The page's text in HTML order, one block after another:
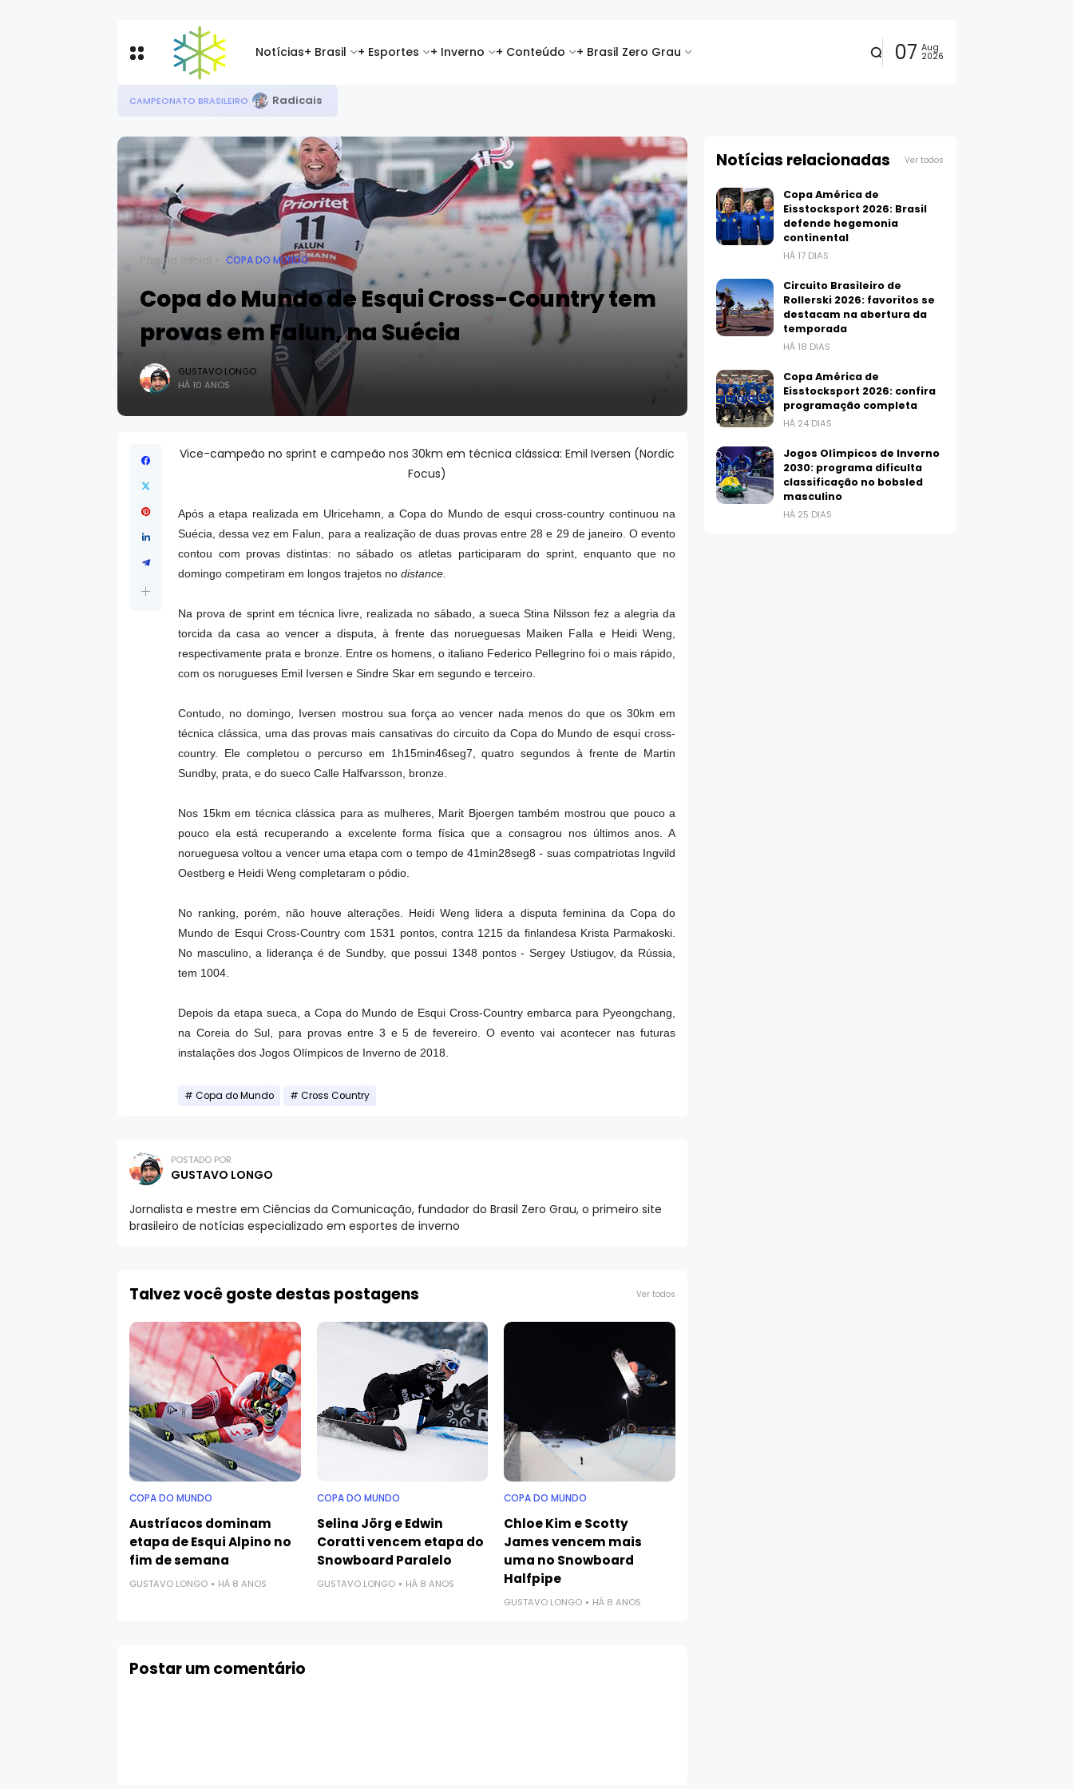
Notícias+ Brasil + Esportes + Inverno + Conteúdo + Brasil Zero Grau 07 Aug
2026
CAMPEONATO BRASILEIRO Radicais
Página inicial COPA DO MUNDO
Copa do Mundo de Esqui Cross-Country tem
provas em Falun, na Suécia
GUSTAVO LONGO
HÁ 10 ANOS
Vice-campeão no sprint e campeão nos 30km em técnica clássica: Emil Iversen (Nordic
Focus)
Após a etapa realizada em Ulricehamn, a Copa do Mundo de esqui cross-country continuou na
Suécia, dessa vez em Falun, para a realização de duas provas entre 28 e 29 de janeiro. O evento
contou com provas distintas: no sábado os atletas participaram do sprint, enquanto que no
domingo competiram em longos trajetos no distance.
Na prova de sprint em técnica livre, realizada no sábado, a sueca Stina Nilsson fez a alegria da
torcida da casa ao vencer a disputa, à frente das norueguesas Maiken Falla e Heidi Weng,
respectivamente prata e bronze. Entre os homens, o italiano Federico Pellegrino foi o mais rápido,
com os norugueses Emil Iversen e Sindre Skar em segundo e terceiro.
Contudo, no domingo, Iversen mostrou sua força ao vencer nada menos do que os 30km em
técnica clássica, uma das provas mais cansativas do circuito da Copa do Mundo de esqui cross-
country. Ele completou o percurso em 1h15min46seg7, quatro segundos à frente de Martin
Sundby, prata, e do sueco Calle Halfvarsson, bronze.
Nos 15km em técnica clássica para as mulheres, Marit Bjoergen também mostrou que pouco a
pouco ela está recuperando a excelente forma física que a consagrou nos últimos anos. A
norueguesa voltou a vencer uma etapa com o tempo de 41min28seg8 - suas compatriotas Ingvild
Oestberg e Heidi Weng completaram o pódio.
No ranking, porém, não houve alterações. Heidi Weng lidera a disputa feminina da Copa do
Mundo de Esqui Cross-Country com 1531 pontos, contra 1215 da finlandesa Krista Parmakoski.
No masculino, a liderança é de Sundby, que possui 1348 pontos - Sergey Ustiugov, da Rússia,
tem 1004.
Depois da etapa sueca, a Copa do Mundo de Esqui Cross-Country embarca para Pyeongchang,
na Coreia do Sul, para provas entre 3 e 5 de fevereiro. O evento vai acontecer nas futuras
instalações dos Jogos Olímpicos de Inverno de 2018.
Copa do Mundo Cross Country
POSTADO POR
GUSTAVO LONGO
Jornalista e mestre em Ciências da Comunicação, fundador do Brasil Zero Grau, o primeiro site
brasileiro de notícias especializado em esportes de inverno
Talvez você goste destas postagens Ver todos
COPA DO MUNDO
Austríacos dominam
etapa de Esqui Alpino no
fim de semana
GUSTAVO LONGO HÁ 8 ANOS
COPA DO MUNDO
Selina Jörg e Edwin
Coratti vencem etapa do
Snowboard Paralelo
GUSTAVO LONGO HÁ 8 ANOS
COPA DO MUNDO
Chloe Kim e Scotty
James vencem mais
uma no Snowboard
Halfpipe
GUSTAVO LONGO HÁ 8 ANOS
Postar um comentário
Notícias relacionadas Ver todos
Copa América de
Eisstocksport 2026: Brasil
defende hegemonia
continental
HÁ 17 DIAS
Circuito Brasileiro de
Rollerski 2026: favoritos se
destacam na abertura da
temporada
HÁ 18 DIAS
Copa América de
Eisstocksport 2026: confira
programação completa
HÁ 24 DIAS
Jogos Olímpicos de Inverno
2030: programa dificulta
classificação no bobsled
masculino
HÁ 25 DIAS